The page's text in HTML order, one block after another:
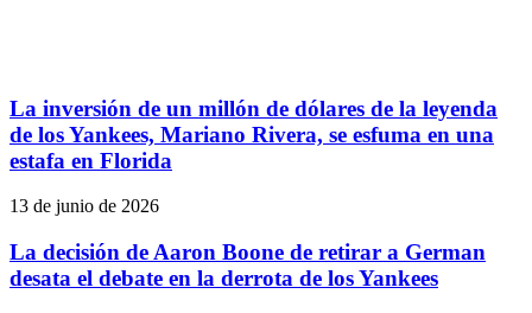
La inversión de un millón de dólares de la leyenda
de los Yankees, Mariano Rivera, se esfuma en una
estafa en Florida
13 de junio de 2026
La decisión de Aaron Boone de retirar a German
desata el debate en la derrota de los Yankees